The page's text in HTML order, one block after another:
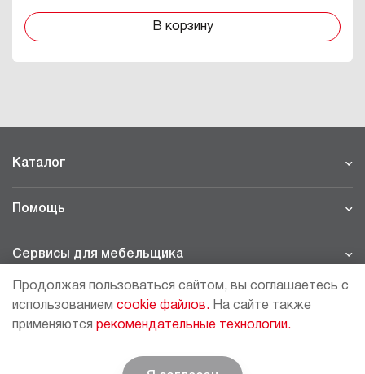
В корзину
Каталог
Помощь
Сервисы для мебельщика
МОСКВА - ШОУРУМ/СКЛАД
Продолжая пользоваться сайтом, вы соглашаетесь с
использованием cookie файлов. На сайте также
применяются рекомендательные технологии.